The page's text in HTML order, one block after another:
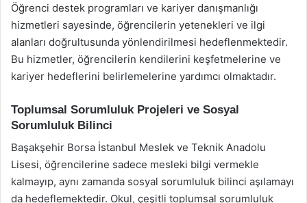
Öğrenci destek programları ve kariyer danışmanlığı
hizmetleri sayesinde, öğrencilerin yetenekleri ve ilgi
alanları doğrultusunda yönlendirilmesi hedeflenmektedir.
Bu hizmetler, öğrencilerin kendilerini keşfetmelerine ve
kariyer hedeflerini belirlemelerine yardımcı olmaktadır.
Toplumsal Sorumluluk Projeleri ve Sosyal
Sorumluluk Bilinci
Başakşehir Borsa İstanbul Meslek ve Teknik Anadolu
Lisesi, öğrencilerine sadece mesleki bilgi vermekle
kalmayıp, aynı zamanda sosyal sorumluluk bilinci aşılamayı
da hedeflemektedir. Okul, çeşitli toplumsal sorumluluk